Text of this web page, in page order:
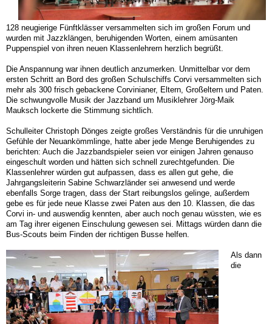
128 neugierige Fünftklässer versammelten sich im großen Forum und
wurden mit Jazzklängen, beruhigenden Worten, einem amüsanten
Puppenspiel von ihren neuen Klassenlehrern herzlich begrüßt.
Die Anspannung war ihnen deutlich anzumerken. Unmittelbar vor dem
ersten Schritt an Bord des großen Schulschiffs Corvi versammelten sich
mehr als 300 frisch gebackene Corvinianer, Eltern, Großeltern und Paten.
Die schwungvolle Musik der Jazzband um Musiklehrer Jörg-Maik
Mauksch lockerte die Stimmung sichtlich.
Schulleiter Christoph Dönges zeigte großes Verständnis für die unruhigen
Gefühle der Neuankömmlinge, hatte aber jede Menge Beruhigendes zu
berichten: Auch die Jazzbandspieler seien vor einigen Jahren genauso
eingeschult worden und hätten sich schnell zurechtgefunden. Die
Klassenlehrer würden gut aufpassen, dass es allen gut gehe, die
Jahrgangsleiterin Sabine Schwarzländer sei anwesend und werde
ebenfalls Sorge tragen, dass der Start reibungslos gelinge, außerdem
gebe es für jede neue Klasse zwei Paten aus den 10. Klassen, die das
Corvi in- und auswendig kennten, aber auch noch genau wüssten, wie es
am Tag ihrer eigenen Einschulung gewesen sei. Mittags würden dann die
Bus-Scouts beim Finden der richtigen Busse helfen.
Als dann
die